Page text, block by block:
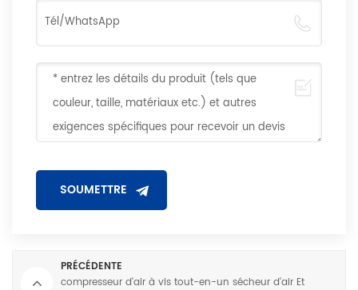
PRÉCÉDENTE
compresseur d'air à vis tout-en-un sécheur d'air Et